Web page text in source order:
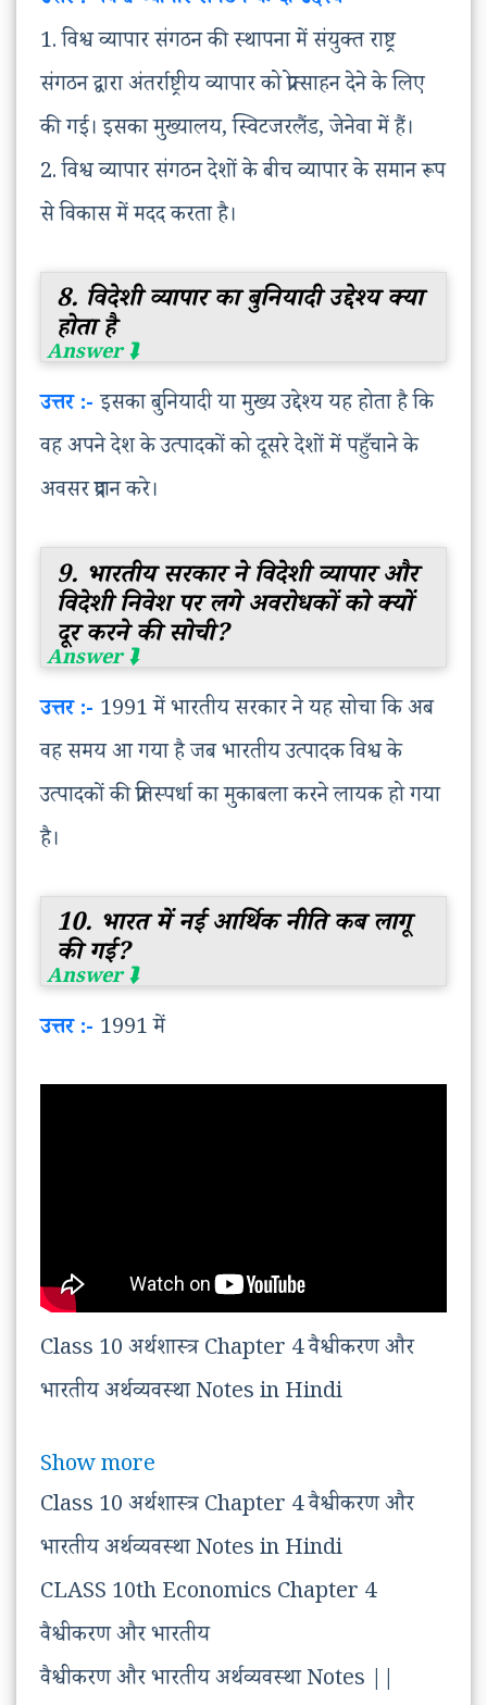
1. विश्व व्यापार संगठन की स्थापना में संयुक्त राष्ट्र
संगठन द्वारा अंतर्राष्ट्रीय व्यापार को प्रोत्साहन देने के लिए
की गई। इसका मुख्यालय, स्विटजरलैंड, जेनेवा में हैं।
2. विश्व व्यापार संगठन देशों के बीच व्यापार के समान रूप
से विकास में मदद करता है।
8. विदेशी व्यापार का बुनियादी उद्देश्य क्या
होता है
उत्तर :-इसका बुनियादी या मुख्य उद्देश्य यह होता है कि
वह अपने देश के उत्पादकों को दूसरे देशों में पहुँचाने के
अवसर प्रदान करे।
9. भारतीय सरकार ने विदेशी व्यापार और
विदेशी निवेश पर लगे अवरोधकों को क्यों
दूर करने की सोची?
उत्तर :- 1991 में भारतीय सरकार ने यह सोचा कि अब
वह समय आ गया है जब भारतीय उत्पादक विश्व के
उत्पादकों की प्रतिस्पर्धा का मुकाबला करने लायक हो गया
है।
10. भारत में नई आर्थिक नीति कब लागू
की गई?
उत्तर :- 1991 में
Class 10 अर्थशास्त्र Chapter 4 वैश्वीकरण और
भारतीय अर्थव्यवस्था Notes in Hindi
Show more
Class 10 अर्थशास्त्र Chapter 4 वैश्वीकरण और
भारतीय अर्थव्यवस्था Notes in Hindi
CLASS 10th Economics Chapter 4
वैश्वीकरण और भारतीय
वैश्वीकरण और भारतीय अर्थव्यवस्था Notes ||